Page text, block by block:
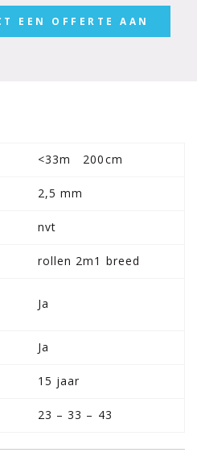
EEN OFFERTE AAN
<33m 200cm
2,5 mm
nvt
rollen 2m1 breed
Ja
Ja
15 jaar
23 – 33 – 43